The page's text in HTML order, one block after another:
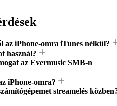
az iPhone-omra iTunes nélkül?
használ?
az Evermusic SMB-n
iPhone-omra?
streamelés